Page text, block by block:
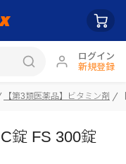
ログイン
新規登録
【第3類医薬品】ビタミン剤
錠 FS 300錠